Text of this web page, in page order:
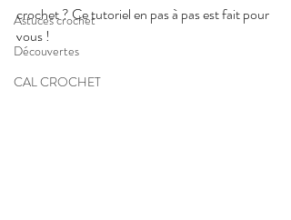
Astuces crochet
Découvertes
CAL CROCHET
crochet ? Ce tutoriel en pas à pas est fait pour
vous !